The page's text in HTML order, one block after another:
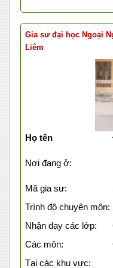
Gia sư đại học Ngoại
Liêm
Họ tên
Nơi đang ở:
Mã gia sư:
Trình độ chuyên môn:
Nhận dạy các lớp:
Các môn:
Tại các khu vực: